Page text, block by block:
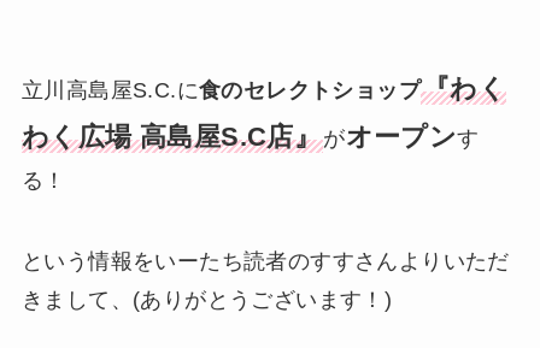
立川高島屋S.C.に食のセレクトショップ『わく
わく広場 高島屋S.C店』がオープンす
る！
という情報をいーたち読者のすすさんよりいただ
きまして、(ありがとうございます！)